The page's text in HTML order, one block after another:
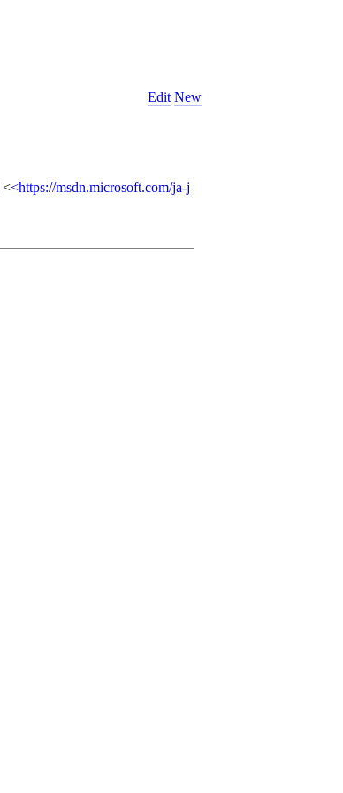
Edit New
< https://msdn.microsoft.com/ja-j